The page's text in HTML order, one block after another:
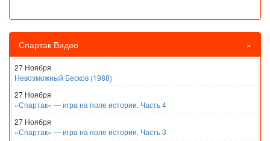
Спартак Видео »
27 Ноября
Невозможный Бесков (1988)
27 Ноября
«Спартак» — игра на поле истории. Часть 4
27 Ноября
«Спартак» — игра на поле истории. Часть 3